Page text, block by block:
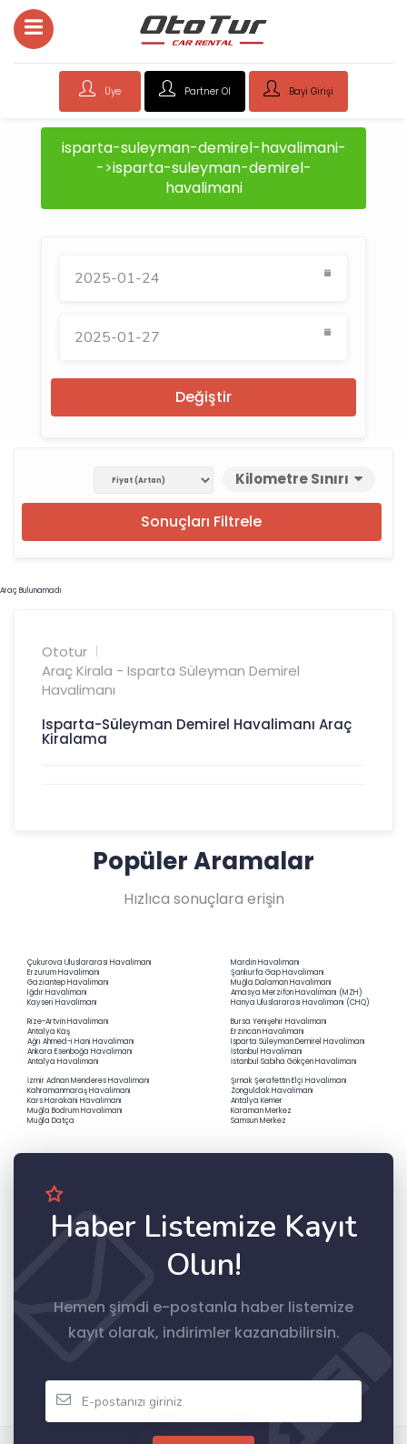
Üye Partner Ol Bayi Girişi
isparta-suleyman-demirel-havalimani-
->isparta-suleyman-demirel-
havalimani
Değiştir
Kilometre Sınırı
Sonuçları Filtrele
Araç Bulunamadı
Ototur
Araç Kirala - Isparta Süleyman Demirel
Havalimanı
Isparta-Süleyman Demirel Havalimanı Araç
Kiralama
Popüler Aramalar
Hızlıca sonuçlara erişin
Çukurova Uluslararası Havalimanı
Erzurum Havalimanı
Gaziantep Havalimanı
Iğdır Havalimanı
Kayseri Havalimanı
Mardin Havalimanı
Şanlıurfa Gap Havalimanı
Muğla Dalaman Havalimanı
Amasya Merzifon Havalimanı (MZH)
Hanya Uluslararası Havalimanı (CHQ)
Rize-Artvin Havalimanı
Antalya Kaş
Ağrı Ahmed-i Hani Havalimanı
Ankara Esenboğa Havalimanı
Antalya Havalimanı
Bursa Yenişehir Havalimanı
Erzincan Havalimanı
Isparta Süleyman Demirel Havalimanı
İstanbul Havalimanı
İstanbul Sabiha Gökçen Havalimanı
İzmir Adnan Menderes Havalimanı
Kahramanmaraş Havalimanı
Kars Harakani Havalimanı
Muğla Bodrum Havalimanı
Muğla Datça
Şırnak Şerafettin Elçi Havalimanı
Zonguldak Havalimanı
Antalya Kemer
Karaman Merkez
Samsun Merkez
Haber Listemize Kayıt
Olun!
Hemen şimdi e-postanla haber listemize
kayıt olarak, indirimler kazanabilirsin.